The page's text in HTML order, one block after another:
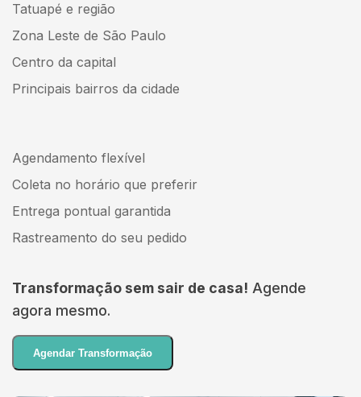
Tatuapé e região
Zona Leste de São Paulo
Centro da capital
Principais bairros da cidade
Agendamento flexível
Coleta no horário que preferir
Entrega pontual garantida
Rastreamento do seu pedido
Transformação sem sair de casa! Agende
agora mesmo.
Agendar Transformação